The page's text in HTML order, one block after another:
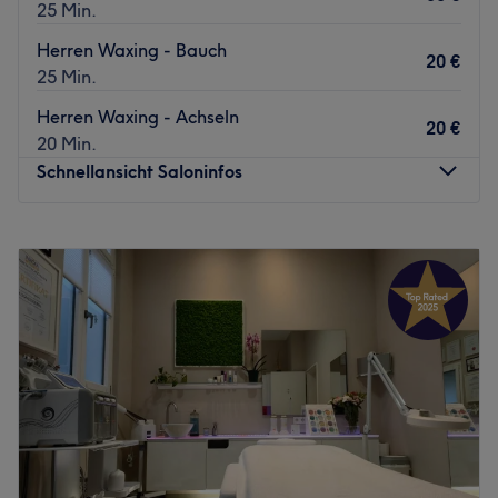
25 Min.
Herren Waxing - Bauch
25 Min.
20 €
Herren Waxing - Achseln
20 Min.
20 €
Schnellansicht Saloninfos
Dienstag
20:00
Mittwoch
20:00
Donnerstag
–20:00
20:00
Samstag
Geschlossen
Sonntag
Geschlossen
Ein schonendes und außergewöhnlich gründliches
Waxing- oder Sugaring-Erlebnis erwartet dich bei